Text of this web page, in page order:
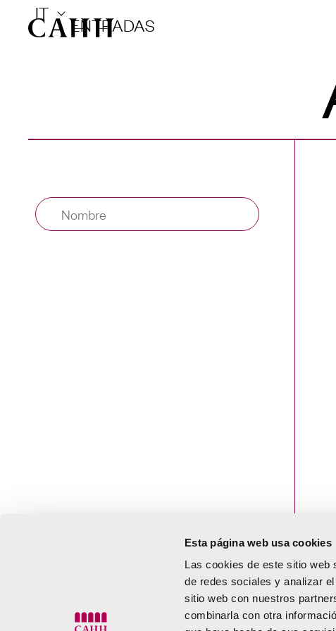
Esta página web usa cookies
Las cookies de este sitio web
de redes sociales y analizar
sitio web con nuestros
combinarla con otra
IT
ENTRADAS
Martes a sábado de 10:00 a
Domingo de 10:00 a
Centro de Arte Hortensia Herrero.Calle